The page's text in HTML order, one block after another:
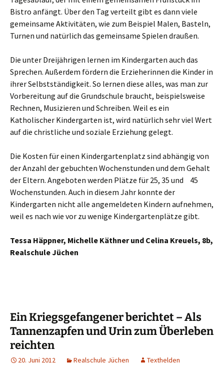
Bistro anfängt. Über den Tag verteilt gibt es dann viele
gemeinsame Aktivitäten, wie zum Beispiel Malen, Basteln,
Turnen und natürlich das gemeinsame Spielen draußen.
Die unter Dreijährigen lernen im Kindergarten auch das
Sprechen. Außerdem fördern die Erzieherinnen die Kinder in
ihrer Selbstständigkeit. So lernen diese alles, was man zur
Vorbereitung auf die Grundschule braucht, beispielsweise
Rechnen, Musizieren und Schreiben. Weil es ein
Katholischer Kindergarten ist, wird natürlich sehr viel Wert
auf die christliche und soziale Erziehung gelegt.
Die Kosten für einen Kindergartenplatz sind abhängig von
der Anzahl der gebuchten Wochenstunden und dem Gehalt
der Eltern. Angeboten werden Plätze für 25, 35 und 45
Wochenstunden. Auch in diesem Jahr konnte der
Kindergarten nicht alle angemeldeten Kindern aufnehmen,
weil es nach wie vor zu wenige Kindergartenplätze gibt.
Tessa Häppner, Michelle Käthner und Celina Kreuels, 8b,
Realschule Jüchen
Ein Kriegsgefangener berichtet – Als
Tannenzapfen und Urin zum Überleben
reichten
20. Juni 2012 Realschule Jüchen Texthelden